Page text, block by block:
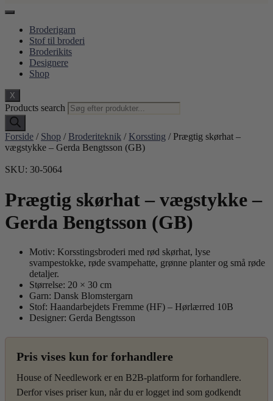
Broderigarn
Stof til broderi
Broderikits
Designere
Shop
X
Products search
Forside / Shop / Broderiteknik / Korssting / Prægtig skørhat –
vægstykke – Gerda Bengtsson (GB)
SKU: 30-5064
Prægtig skørhat – vægstykke –
Gerda Bengtsson (GB)
Motiv: Korsstingsbroderi med rød skørhat, lyse
svampestokke, røde svampehatte, grønne planter og små røde
detaljer.
Størrelse: 20 × 30 cm
Garn: Dansk Blomstergarn
Stof: Haandarbejdets Fremme (HF) – Hørlærred 10B
Designer: Gerda Bengtsson
Pris vises kun for forhandlere
House of Needlework er en B2B-platform for forhandlere.
Derfor vises priser kun, når du er logget ind som godkendt